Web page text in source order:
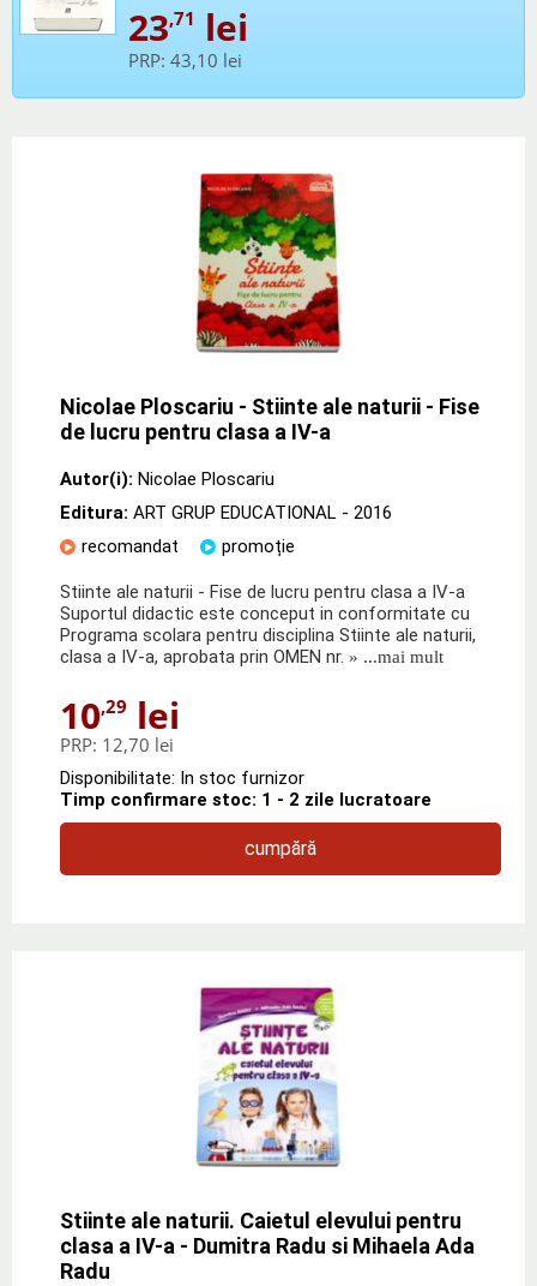
23,71 lei
PRP: 43,10 lei
Nicolae Ploscariu - Stiinte ale naturii - Fise
de lucru pentru clasa a IV-a
Autor(i): Nicolae Ploscariu
Editura: ART GRUP EDUCATIONAL - 2016
recomandat
promoție
Stiinte ale naturii - Fise de lucru pentru clasa a IV-a
Suportul didactic este conceput in conformitate cu
Programa scolara pentru disciplina Stiinte ale naturii,
clasa a IV-a, aprobata prin OMEN nr. » ...mai mult
10,29 lei
PRP: 12,70 lei
Disponibilitate: In stoc furnizor
Timp confirmare stoc: 1 - 2 zile lucratoare
cumpără
Stiinte ale naturii. Caietul elevului pentru
clasa a IV-a - Dumitra Radu si Mihaela Ada
Radu